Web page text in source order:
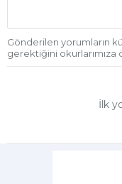
Gönderilen yorumların
gerektiğini okurlarımıza
İlk